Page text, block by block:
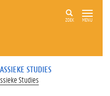
ZOEK MENU
STUDIES
Studies